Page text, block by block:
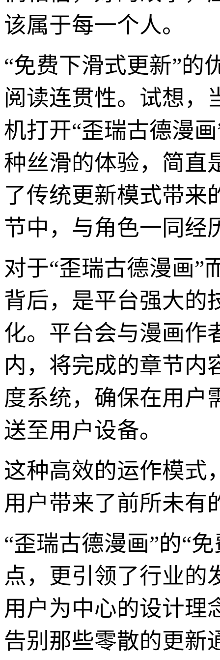
该属于每一个人。
“免费下滑式更新”的
阅读连贯性。试想，
机打开“歪瑞古德漫
种丝滑的体验，简直
了传统更新模式带来
节中，与角色一同经
对于“歪瑞古德漫画”
背后，是平台强大的
化。平台会与漫画作
内，将完成的章节内
度系统，确保在用户
送至用户设备。
这种高效的运作模式
用户带来了前所未有
“歪瑞古德漫画”的“
点，更引领了行业的
用户为中心的设计理
告别那些零散的更新